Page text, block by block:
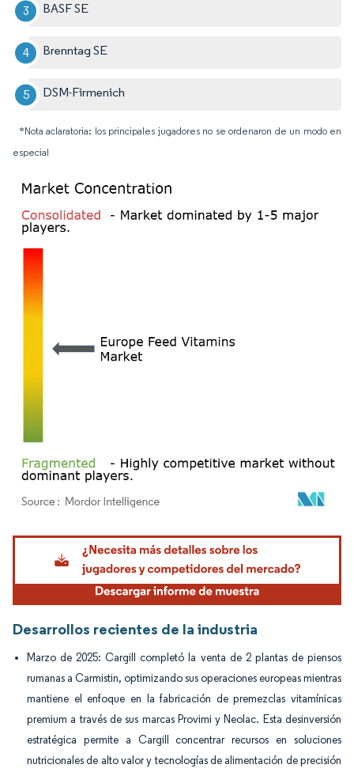
BASF SE
Brenntag SE
DSM-Firmenich
*Nota aclaratoria: los principales jugadores no se ordenaron de un modo en
especial
Imagen © Mordor Intelligence. El uso requiere atribución según CC BY 4.0.
Desarrollos recientes de la industria
Marzo de 2025: Cargill completó la venta de 2 plantas de piensos
rumanas a Carmistin, optimizando sus operaciones europeas mientras
mantiene el enfoque en la fabricación de premezclas vitamínicas
premium a través de sus marcas Provimi y Neolac. Esta desinversión
estratégica permite a Cargill concentrar recursos en soluciones
nutricionales de alto valor y tecnologías de alimentación de precisión